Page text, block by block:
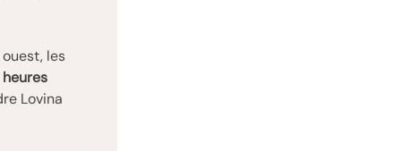
les
Lovina